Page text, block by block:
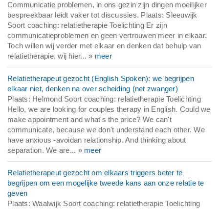
Communicatie problemen, in ons gezin zijn dingen moeilijker
bespreekbaar leidt vaker tot discussies. Plaats: Sleeuwijk
Soort coaching: relatietherapie Toelichting Er zijn
communicatieproblemen en geen vertrouwen meer in elkaar.
Toch willen wij verder met elkaar en denken dat behulp van
relatietherapie, wij hier... » meer
Relatietherapeut gezocht (English Spoken): we begrijpen
elkaar niet, denken na over scheiding (net zwanger)
Plaats: Helmond Soort coaching: relatietherapie Toelichting
Hello, we are looking for couples therapy in English. Could we
make appointment and what's the price? We can't
communicate, because we don't understand each other. We
have anxious -avoidan relationship. And thinking about
separation. We are... » meer
Relatietherapeut gezocht om elkaars triggers beter te
begrijpen om een mogelijke tweede kans aan onze relatie te
geven
Plaats: Waalwijk Soort coaching: relatietherapie Toelichting